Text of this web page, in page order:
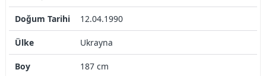
Doğum Tarihi 12.04.1990
Ülke Ukrayna
Boy 187 cm